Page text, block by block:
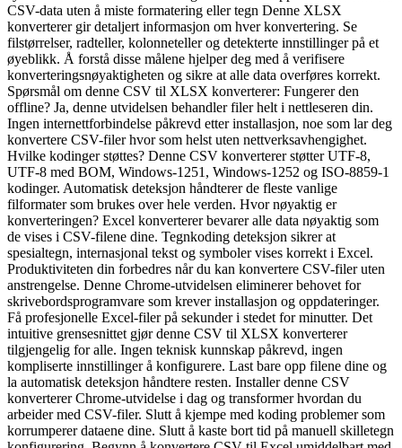
CSV-data uten å miste formatering eller tegn Denne XLSX
konverterer gir detaljert informasjon om hver konvertering. Se
filstørrelser, radteller, kolonneteller og detekterte innstillinger på et
øyeblikk. Å forstå disse målene hjelper deg med å verifisere
konverteringsnøyaktigheten og sikre at alle data overføres korrekt.
Spørsmål om denne CSV til XLSX konverterer: Fungerer den
offline? Ja, denne utvidelsen behandler filer helt i nettleseren din.
Ingen internettforbindelse påkrevd etter installasjon, noe som lar deg
konvertere CSV-filer hvor som helst uten nettverksavhengighet.
Hvilke kodinger støttes? Denne CSV konverterer støtter UTF-8,
UTF-8 med BOM, Windows-1251, Windows-1252 og ISO-8859-1
kodinger. Automatisk deteksjon håndterer de fleste vanlige
filformater som brukes over hele verden. Hvor nøyaktig er
konverteringen? Excel konverterer bevarer alle data nøyaktig som
de vises i CSV-filene dine. Tegnkoding deteksjon sikrer at
spesialtegn, internasjonal tekst og symboler vises korrekt i Excel.
Produktiviteten din forbedres når du kan konvertere CSV-filer uten
anstrengelse. Denne Chrome-utvidelsen eliminerer behovet for
skrivebordsprogramvare som krever installasjon og oppdateringer.
Få profesjonelle Excel-filer på sekunder i stedet for minutter. Det
intuitive grensesnittet gjør denne CSV til XLSX konverterer
tilgjengelig for alle. Ingen teknisk kunnskap påkrevd, ingen
kompliserte innstillinger å konfigurere. Last bare opp filene dine og
la automatisk deteksjon håndtere resten. Installer denne CSV
konverterer Chrome-utvidelse i dag og transformer hvordan du
arbeider med CSV-filer. Slutt å kjempe med koding problemer som
korrumperer dataene dine. Slutt å kaste bort tid på manuell skilletegn